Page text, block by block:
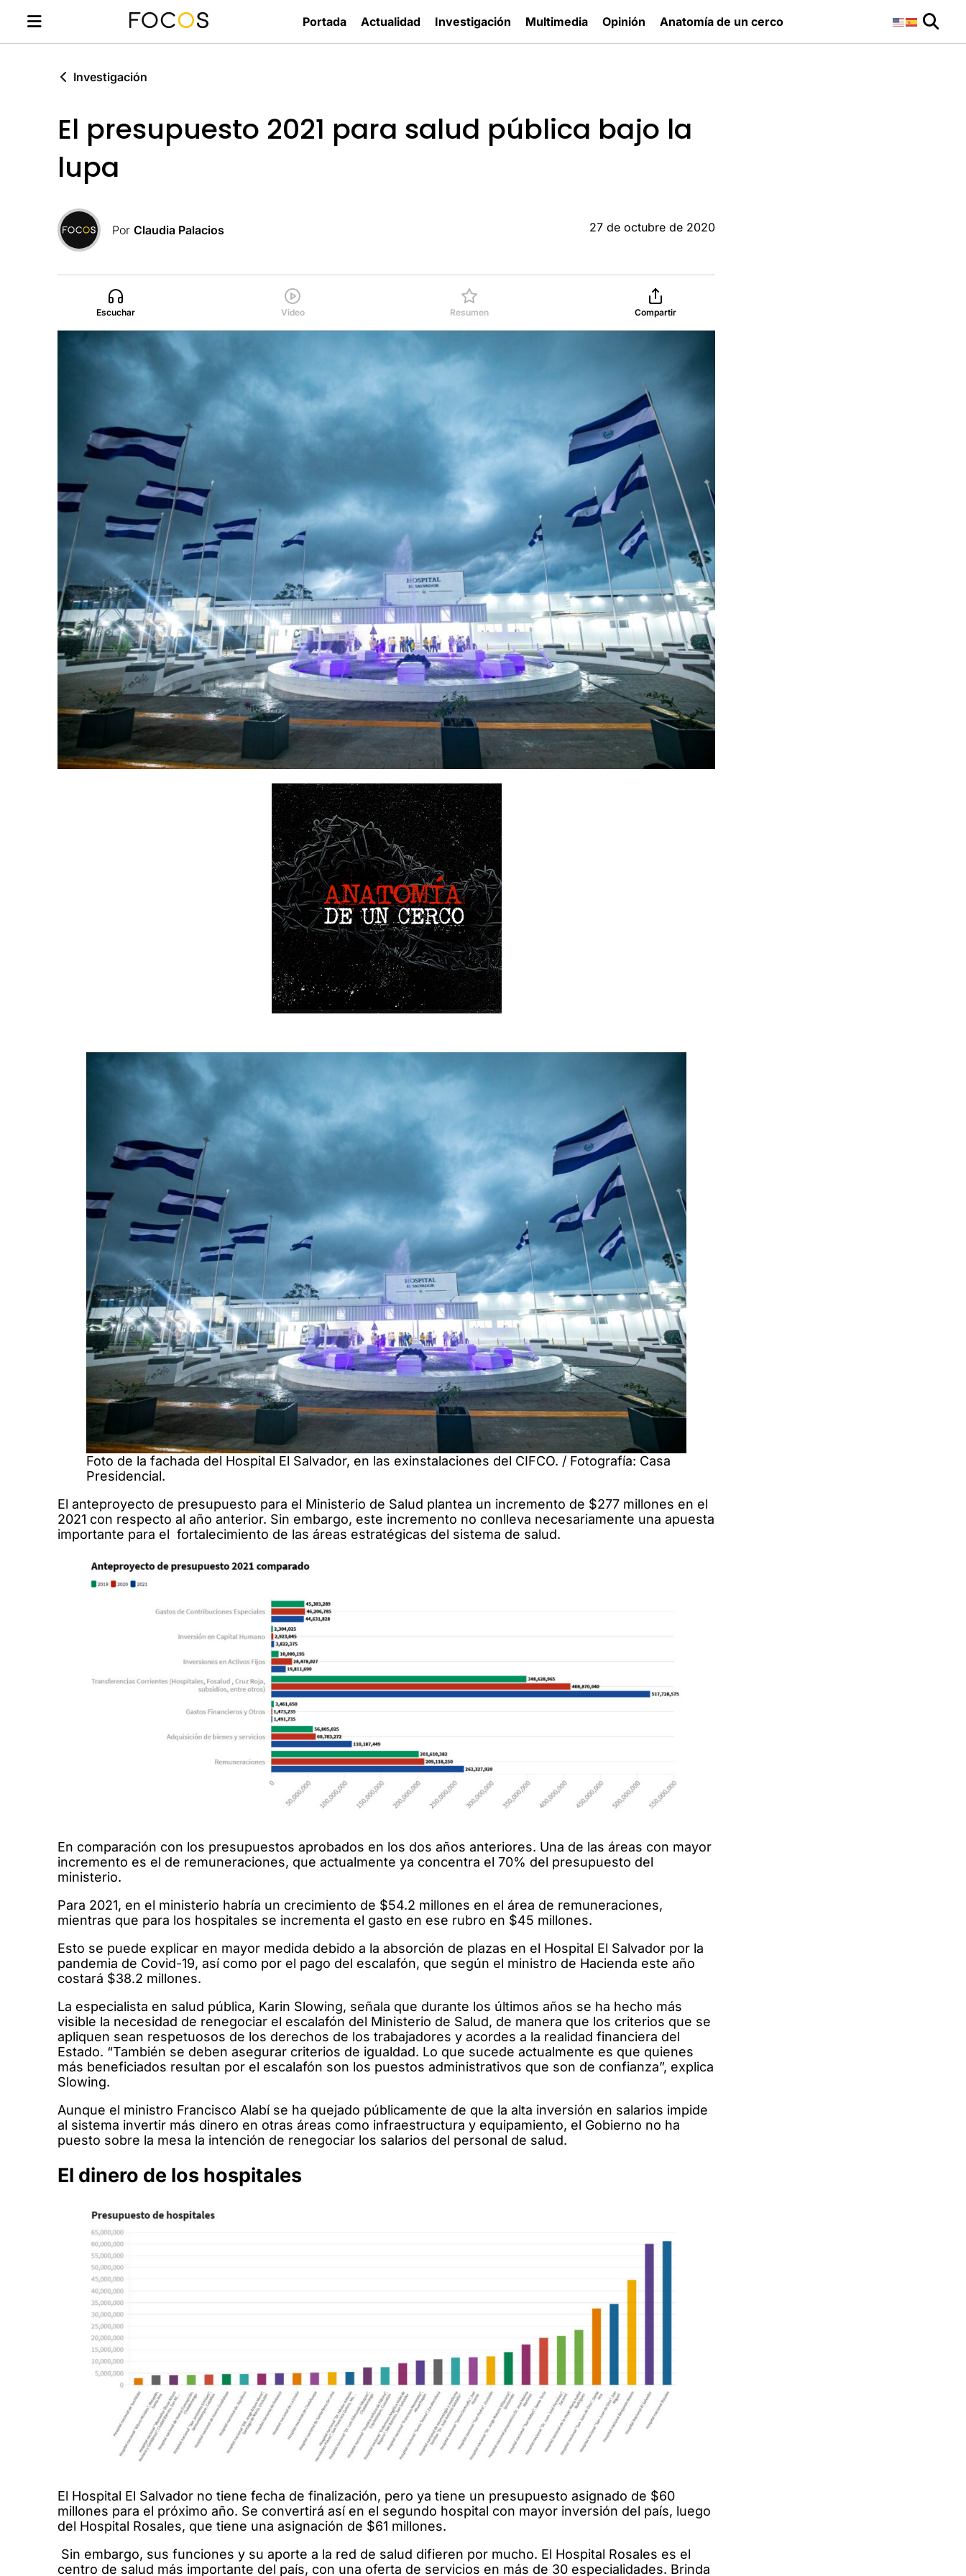
Portada Actualidad Investigación Multimedia Opinión Anatomía de un cerco
Investigación
El presupuesto 2021 para salud pública bajo la
lupa
Por Claudia Palacios 27 de octubre de 2020
Escuchar Video Resumen Compartir
Foto de la fachada del Hospital El Salvador, en las exinstalaciones del CIFCO. / Fotografía: Casa
Presidencial.
El anteproyecto de presupuesto para el Ministerio de Salud plantea un incremento de $277 millones en el
2021 con respecto al año anterior. Sin embargo, este incremento no conlleva necesariamente una apuesta
importante para el fortalecimiento de las áreas estratégicas del sistema de salud.
En comparación con los presupuestos aprobados en los dos años anteriores. Una de las áreas con mayor
incremento es el de remuneraciones, que actualmente ya concentra el 70% del presupuesto del
ministerio.
Para 2021, en el ministerio habría un crecimiento de $54.2 millones en el área de remuneraciones,
mientras que para los hospitales se incrementa el gasto en ese rubro en $45 millones.
Esto se puede explicar en mayor medida debido a la absorción de plazas en el Hospital El Salvador por la
pandemia de Covid-19, así como por el pago del escalafón, que según el ministro de Hacienda este año
costará $38.2 millones.
La especialista en salud pública, Karin Slowing, señala que durante los últimos años se ha hecho más
visible la necesidad de renegociar el escalafón del Ministerio de Salud, de manera que los criterios que se
apliquen sean respetuosos de los derechos de los trabajadores y acordes a la realidad financiera del
Estado. “También se deben asegurar criterios de igualdad. Lo que sucede actualmente es que quienes
más beneficiados resultan por el escalafón son los puestos administrativos que son de confianza”, explica
Slowing.
Aunque el ministro Francisco Alabí se ha quejado públicamente de que la alta inversión en salarios impide
al sistema invertir más dinero en otras áreas como infraestructura y equipamiento, el Gobierno no ha
puesto sobre la mesa la intención de renegociar los salarios del personal de salud.
El dinero de los hospitales
El Hospital El Salvador no tiene fecha de finalización, pero ya tiene un presupuesto asignado de $60
millones para el próximo año. Se convertirá así en el segundo hospital con mayor inversión del país, luego
del Hospital Rosales, que tiene una asignación de $61 millones.
Sin embargo, sus funciones y su aporte a la red de salud difieren por mucho. El Hospital Rosales es el
centro de salud más importante del país, con una oferta de servicios en más de 30 especialidades. Brinda